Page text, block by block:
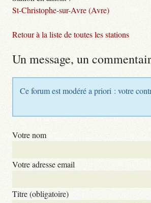
St-Christophe-sur-Avre (Avre)
Retour à la liste de toutes les stations
Un message, un
Ce forum est modéré a priori : votre
Votre nom
Votre adresse email
Titre (obligatoire)